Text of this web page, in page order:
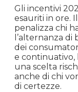
Gli incentivi
esauriti in ore.
penalizza chi
l’alternanza
dei
e continuativo,
una scelta
anche di chi
di certezze.